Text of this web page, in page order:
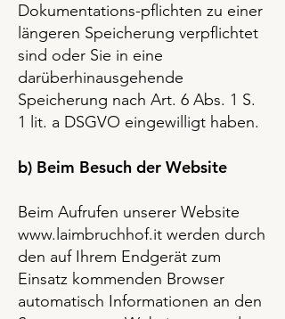
Dokumentations-pflichten zu einer
längeren Speicherung verpflichtet
sind oder Sie in eine
darüberhinausgehende
Speicherung nach Art. 6 Abs. 1 S.
1 lit. a DSGVO eingewilligt haben.
b) Beim Besuch der Website
Beim Aufrufen unserer Website
www.laimbruchhof.it werden durch
den auf Ihrem Endgerät zum
Einsatz kommenden Browser
automatisch Informationen an den